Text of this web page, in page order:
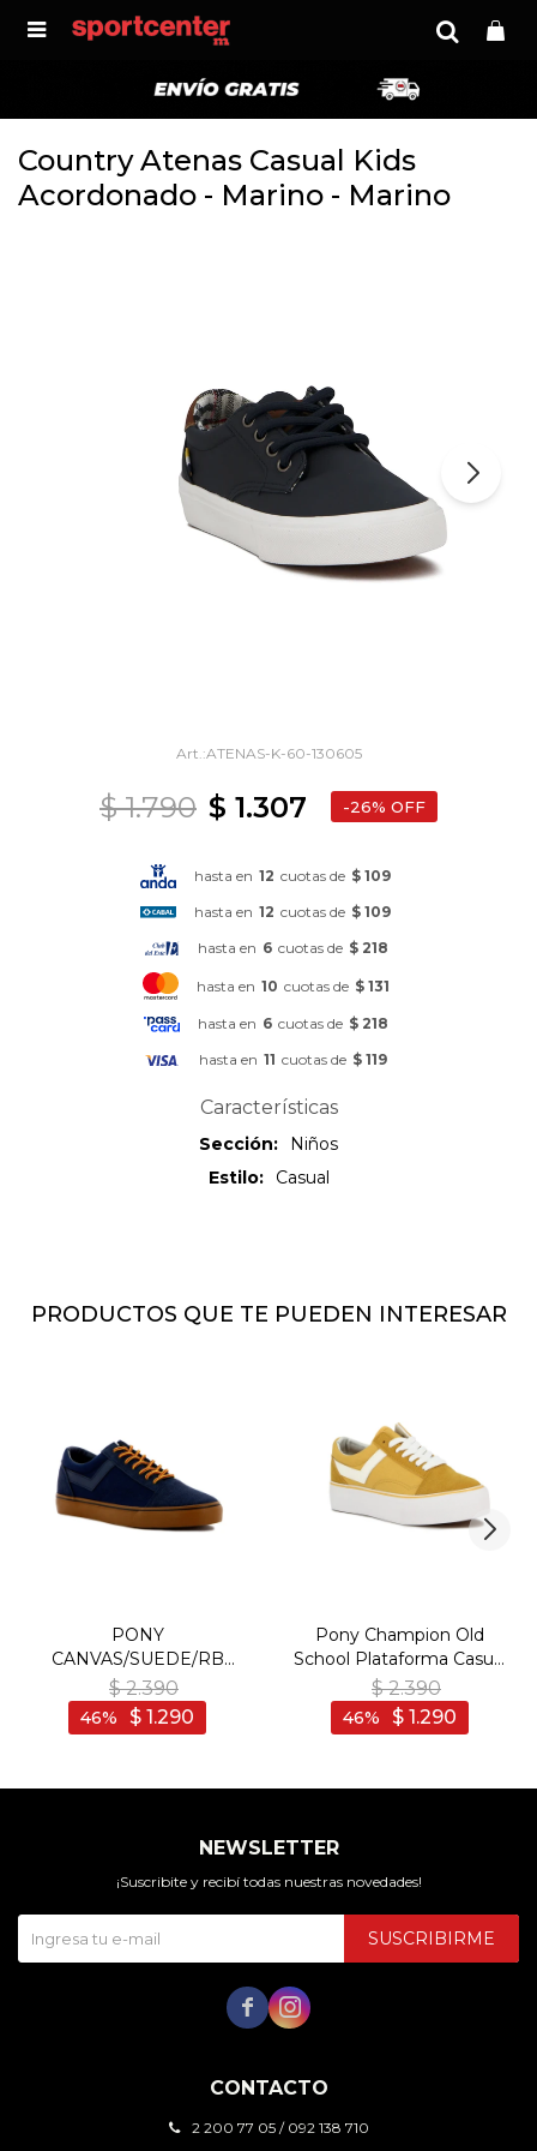

Country Atenas Casual Kids
Acordonado - Marino - Marino
ATENAS-K-60-130605
$ 1.307
$ 1.790 26
hasta en 12 cuotas de $ 109
hasta en 12 cuotas de $ 109
hasta en 6 cuotas de $ 218
hasta en 10 cuotas de $ 131
hasta en 6 cuotas de $ 218
hasta en 11 cuotas de $ 119
Características
Sección
Niños
Estilo
Casual
PRODUCTOS QUE TE PUEDEN INTERESAR
PONY
CANVAS/SUEDE/RB
NAVY-BROWN - Marino-
Marron
$ 2.390
$ 1.290
46
Pony Champion Old
School Plataforma Casual
Lona-Gamuza Yellow -
Amarillo
$ 2.390
$ 1.290
46
CONTACTO
2 200 77 05 / 092 138 710
NEWSLETTER
¡Suscribite y recibí todas nuestras novedades!
SUSCRIBIRME
 